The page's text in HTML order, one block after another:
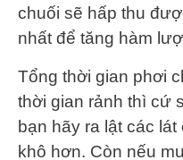
chuối sẽ hấp thu
nhất để tăng hàm
Tổng thời gian phơi
thời gian rảnh thì cứ
bạn hãy ra lật các
khô hơn. Còn nếu